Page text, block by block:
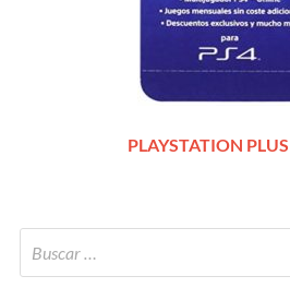
PLAYSTATION